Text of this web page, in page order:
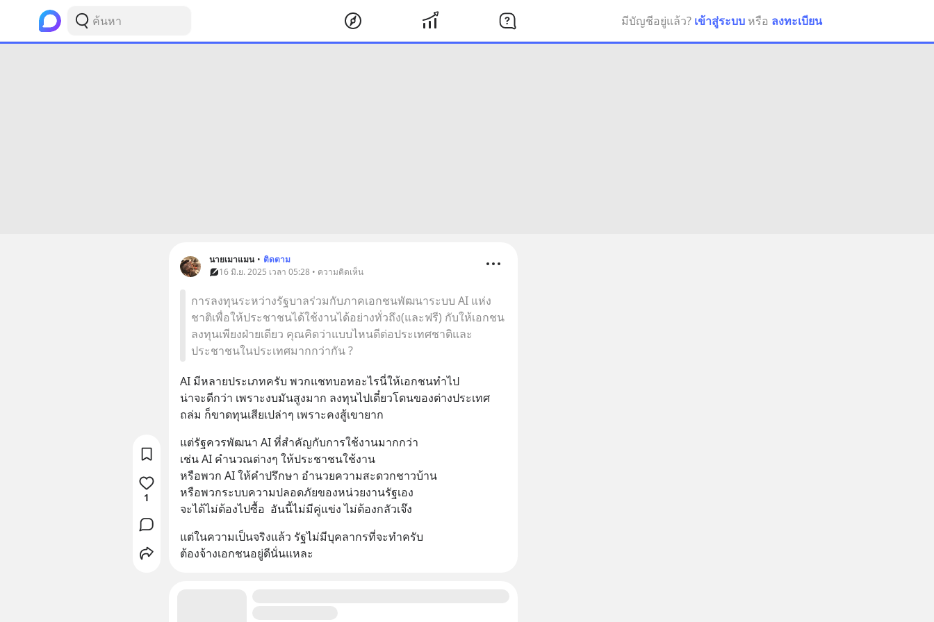
มีบัญชีอยู่แล้ว? เข้าสู่ระบบ หรือ ลงทะเบียน
นายเมาแมน • ติดตาม
16 มิ.ย. 2025 เวลา 05:28 • ความคิดเห็น
การลงทุนระหว่างรัฐบาลร่วมกับภาคเอกชนพัฒนาระบบ AI แห่ง
ชาติเพื่อให้ประชาชนได้ใช้งานได้อย่างทั่วถึง(และฟรี) กับให้เอกชน
ลงทุนเพียงฝ่ายเดียว คุณคิดว่าแบบไหนดีต่อประเทศชาติและ
ประชาชนในประเทศมากกว่ากัน ?
AI มีหลายประเภทครับ พวกแชทบอทอะไรนี่ให้เอกชนทำไป
น่าจะดีกว่า เพราะงบมันสูงมาก ลงทุนไปเดี๋ยวโดนของต่างประเทศ
ถล่ม ก็ขาดทุนเสียเปล่าๆ เพราะคงสู้เขายาก
แต่รัฐควรพัฒนา AI ที่สำคัญกับการใช้งานมากกว่า
เช่น AI คำนวณต่างๆ ให้ประชาชนใช้งาน
หรือพวก AI ให้คำปรึกษา อำนวยความสะดวกชาวบ้าน
หรือพวกระบบความปลอดภัยของหน่วยงานรัฐเอง
จะได้ไม่ต้องไปซื้อ  อันนี้ไม่มีคู่แข่ง ไม่ต้องกลัวเจ๊ง
แต่ในความเป็นจริงแล้ว รัฐไม่มีบุคลากรที่จะทำครับ
ต้องจ้างเอกชนอยู่ดีนั่นแหละ
1